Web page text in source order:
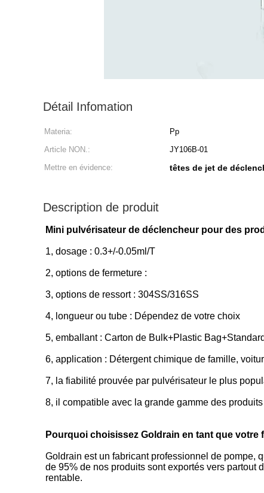
Détail Infomation
Materia: Pp
Article NON.:
JY106B-01
Mettre en évidence:
têtes de jet de
Description de produit
Mini pulvérisateur de déclencheur pour des
1, dosage : 0.3+/-0.05ml/T
2, options de fermeture :
3, options de ressort : 304SS/316SS
4, longueur ou tube : Dépendez de votre choix
5, emballant : Carton de Bulk+Plastic
6, application : Détergent chimique de famille,
7, la fiabilité prouvée par pulvérisateur le plus
8, il compatible avec la grande gamme des produits
Pourquoi choisissez Goldrain en tant que votre
Goldrain est un fabricant professionnel de pompe,
de 95% de nos produits sont exportés vers
rentable.